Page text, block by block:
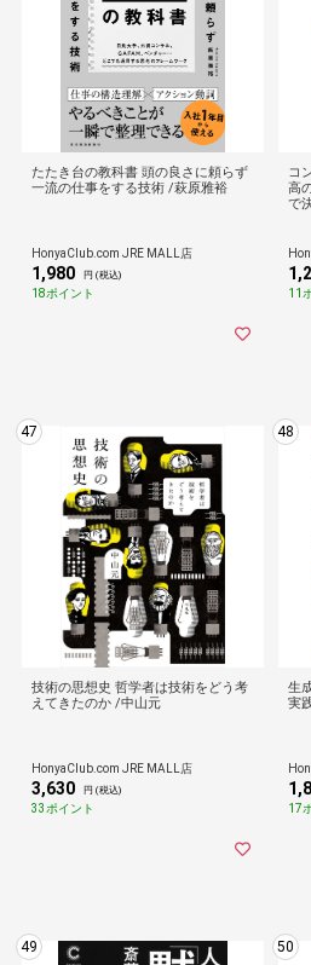
たたき台の教科書 頭の良さに頼らず
一流の仕事をする技術 /萩原雅裕
HonyaClub.com JRE MALL店
1,980 円 (税込)
18ポイント
コ
高
で
11
47
技術の思想史 哲学者は技術をどう考
えてきたのか /中山元
HonyaClub.com JRE MALL店
3,630 円 (税込)
33ポイント
48
生
実
17
49 50